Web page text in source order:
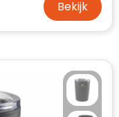
Bekijk